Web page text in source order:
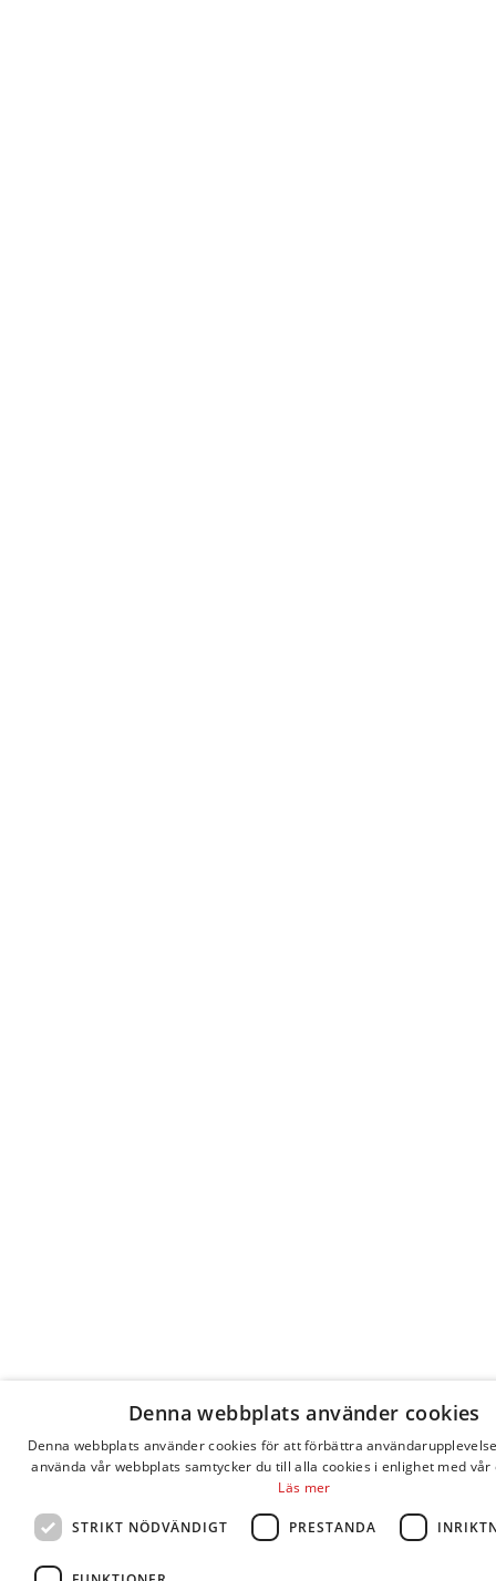
Denna webbplats använder cookies
Denna webbplats använder cookies för att förbättra
använda vår webbplats samtycker du till alla cookies i enlighet med vår
Läs mer
STRIKT NÖDVÄNDIGT PRESTANDA